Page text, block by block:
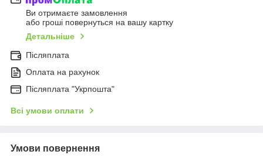
Ви отримаєте замовлення
або гроші повернуться на вашу картку
Детальніше
Післяплата
Оплата на рахунок
Післяплата "Укрпошта"
Всі умови оплати
Умови повернення